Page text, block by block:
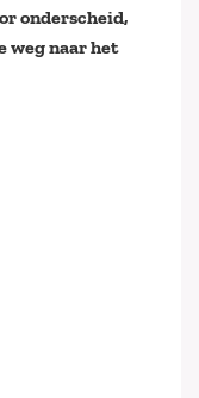
onderscheid,
weg naar het